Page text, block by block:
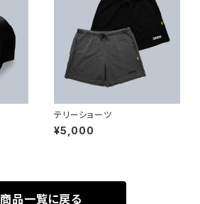
テリーショーツ
¥5,000
商品一覧に戻る